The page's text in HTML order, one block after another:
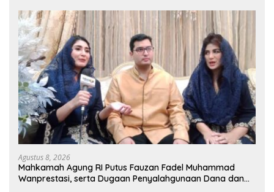
Agustus 8, 2026
Mahkamah Agung RI Putus Fauzan Fadel Muhammad
Wanprestasi, serta Dugaan Penyalahgunaan Dana dan